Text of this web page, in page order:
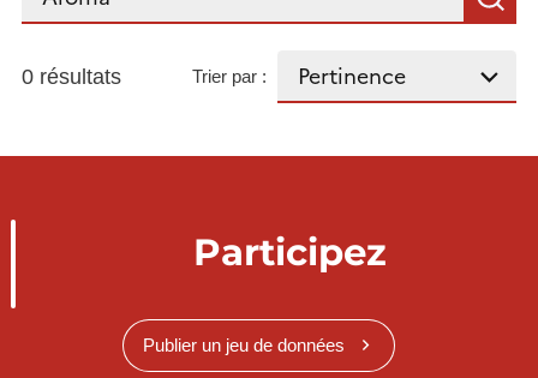
0 résultats Trier par :
Participez
Publier un jeu de données